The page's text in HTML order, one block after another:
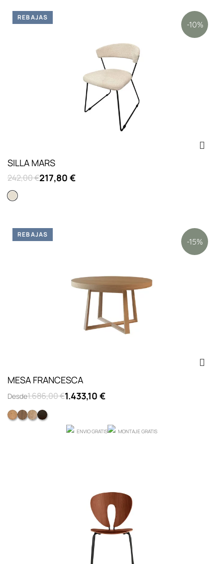
SILLA MARS
242,00 €217,80 €
Beige
-10%
REBAJAS
MESA FRANCESCA
Desde1.686,00 €1.433,10 €
Roble con nudos
NOGAL NATURAL F5
ROBLE F10
ROBLE F28
ENVIO GRATIS MONTAJE GRATIS
-15%
REBAJAS